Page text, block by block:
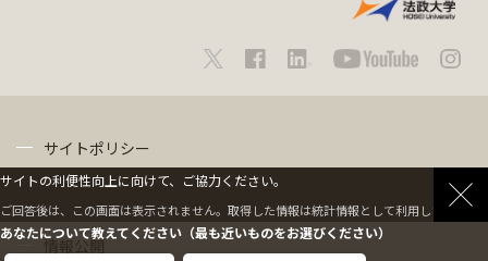
サイトポリシー
情報公開
サイトの利便性向上に向けて、ご協力ください。
ご回答後は、この画面は表示されません。取得した情報は統計情報として利用します。
あなたについて教えてください（最も近いものをお選びください）